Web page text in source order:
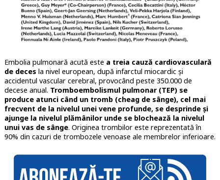
Embolia pulmonară acută este a treia cauză cardiovasculară
de deces la nivel european, după infarctul miocardic și
accidentul vascular cerebral, provocând peste 350.000 de
decese anual. Tromboembolismul pulmonar (TEP) se
produce atunci când un tromb (cheag de sânge), cel mai
frecvent de la nivelul unei vene profunde, se desprinde și
ajunge la nivelul plămânilor unde se blochează la nivelul
unui vas de sânge. Originea trombilor este reprezentată în
90% din cazuri de trombozele venoase ale membrelor inferioare.